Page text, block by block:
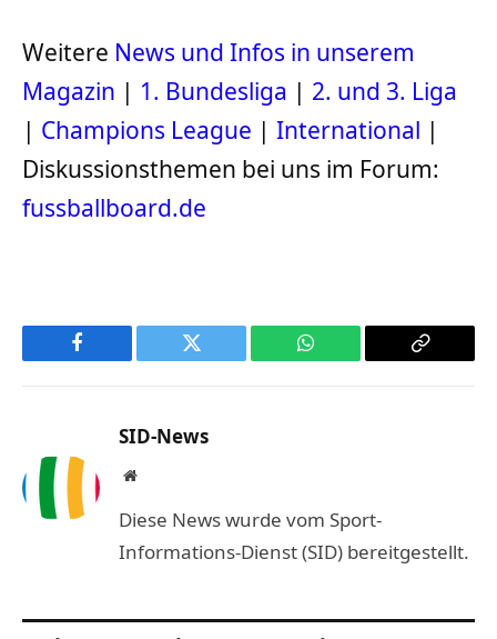
Weitere News und Infos in unserem
Magazin | 1. Bundesliga | 2. und 3. Liga
| Champions League | International |
Diskussionsthemen bei uns im Forum:
fussballboard.de
Facebook Twitter WhatsApp
Copy
SID-News
Website
Diese News wurde vom Sport-
Informations-Dienst (SID) bereitgestellt.